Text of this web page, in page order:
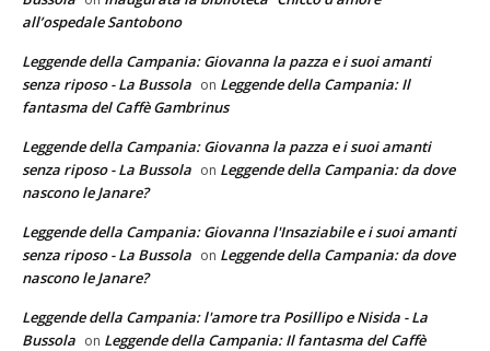
all’ospedale Santobono
Leggende della Campania: Giovanna la pazza e i suoi amanti
senza riposo - La Bussola on Leggende della Campania: Il
fantasma del Caffè Gambrinus
Leggende della Campania: Giovanna la pazza e i suoi amanti
senza riposo - La Bussola on Leggende della Campania: da dove
nascono le Janare?
Leggende della Campania: Giovanna l'Insaziabile e i suoi amanti
senza riposo - La Bussola on Leggende della Campania: da dove
nascono le Janare?
Leggende della Campania: l'amore tra Posillipo e Nisida - La
Bussola on Leggende della Campania: Il fantasma del Caffè